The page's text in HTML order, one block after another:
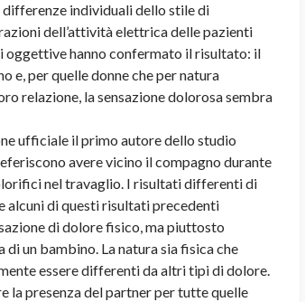
differenze individuali dello stile di
dell’attività elettrica delle pazienti
oggettive hanno confermato il risultato: il
e, per quelle donne che per natura
relazione, la sensazione dolorosa sembra
ufficiale il primo autore dello studio
avere vicino il compagno durante
nel travaglio. I risultati differenti di
alcuni di questi risultati precedenti
di dolore fisico, ma piuttosto
un bambino. La natura sia fisica che
essere differenti da altri tipi di dolore.
la presenza del partner per tutte quelle